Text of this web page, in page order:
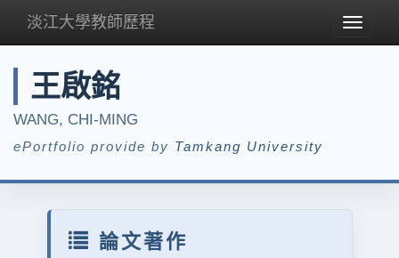
Toggle
淡江大學教師歷程
王啟銘
WANG, CHI-MING
ePortfolio provide by Tamkang University
論文著作